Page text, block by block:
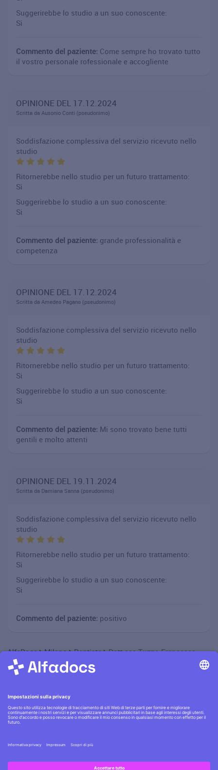
Suggerirebbe lo studio a un suo conoscente:
Si
Commento del paziente: Come sempre ho trovato tutto
il vostro personale rofessionale e accogliente
OPINIONE DEL 17.12.2024
Scritta da Ausonio Conti (pseudonimo)
Soddisfazione complessiva del servizio ricevuto nello
studio
Ritornerebbe nello studio per un futuro trattamento:
Si
Suggerirebbe lo studio a un suo conoscente:
Si
Commento del paziente: grande professionalità e
competenza
OPINIONE DEL 17.12.2024
Scritta da Amedeo Pagano (pseudonimo)
Soddisfazione complessiva del servizio ricevuto nello
studio
Ritornerebbe nello studio per un futuro trattamento:
Si
Suggerirebbe lo studio a un suo conoscente:
Si
Commento del paziente: Mi sono trovato bene tutti
gentili e molto attenti
OPINIONE DEL 19.11.2024
Scritta da Damiana Sanna (pseudonimo)
Soddisfazione complessiva del servizio ricevuto nello
studio
Ritornerebbe nello studio per un futuro trattamento:
Si
Suggerirebbe lo studio a un suo conoscente:
Si
Commento del paziente: positivo
AlfaDocs Milano Dentista Dott.ssa Tuzzo Francesca
Informativa privacy·|· Condizioni generali·|·
Scopri lasicurezza AlfaDocs